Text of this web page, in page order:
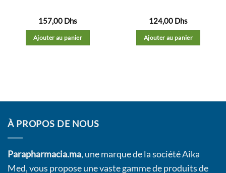
157,00 Dhs
Ajouter au panier
124,00 Dhs
Ajouter au panier
À PROPOS DE NOUS
Parapharmacia.ma, une marque de la société Aika
Med, vous propose une vaste gamme de produits de